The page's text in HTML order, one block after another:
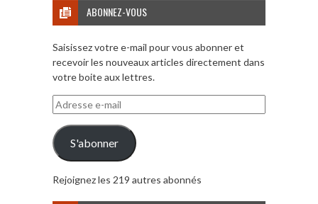
ABONNEZ-VOUS
Saisissez votre e-mail pour vous abonner et
recevoir les nouveaux articles directement dans
votre boite aux lettres.
Adresse
e-
mail
S'abonner
Rejoignez les 219 autres abonnés